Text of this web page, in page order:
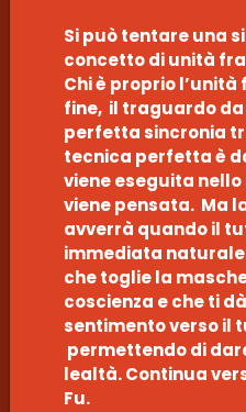
Si può tentare una
concetto di unità fra
Chi è proprio
fine, il traguardo
perfetta sincronia
tecnica perfetta è
viene eseguita
viene pensata. Ma
avverrà quando il
immediata
che toglie la
coscienza e che ti
sentimento verso il
permettendo di
lealtà. Continua
Fu.